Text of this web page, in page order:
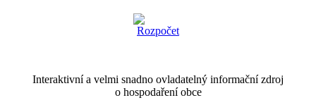
Interaktivní a velmi snadno ovladatelný informační zdroj
o hospodaření obce